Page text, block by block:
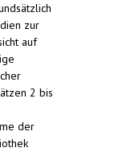
zur
auf
2 bis
der